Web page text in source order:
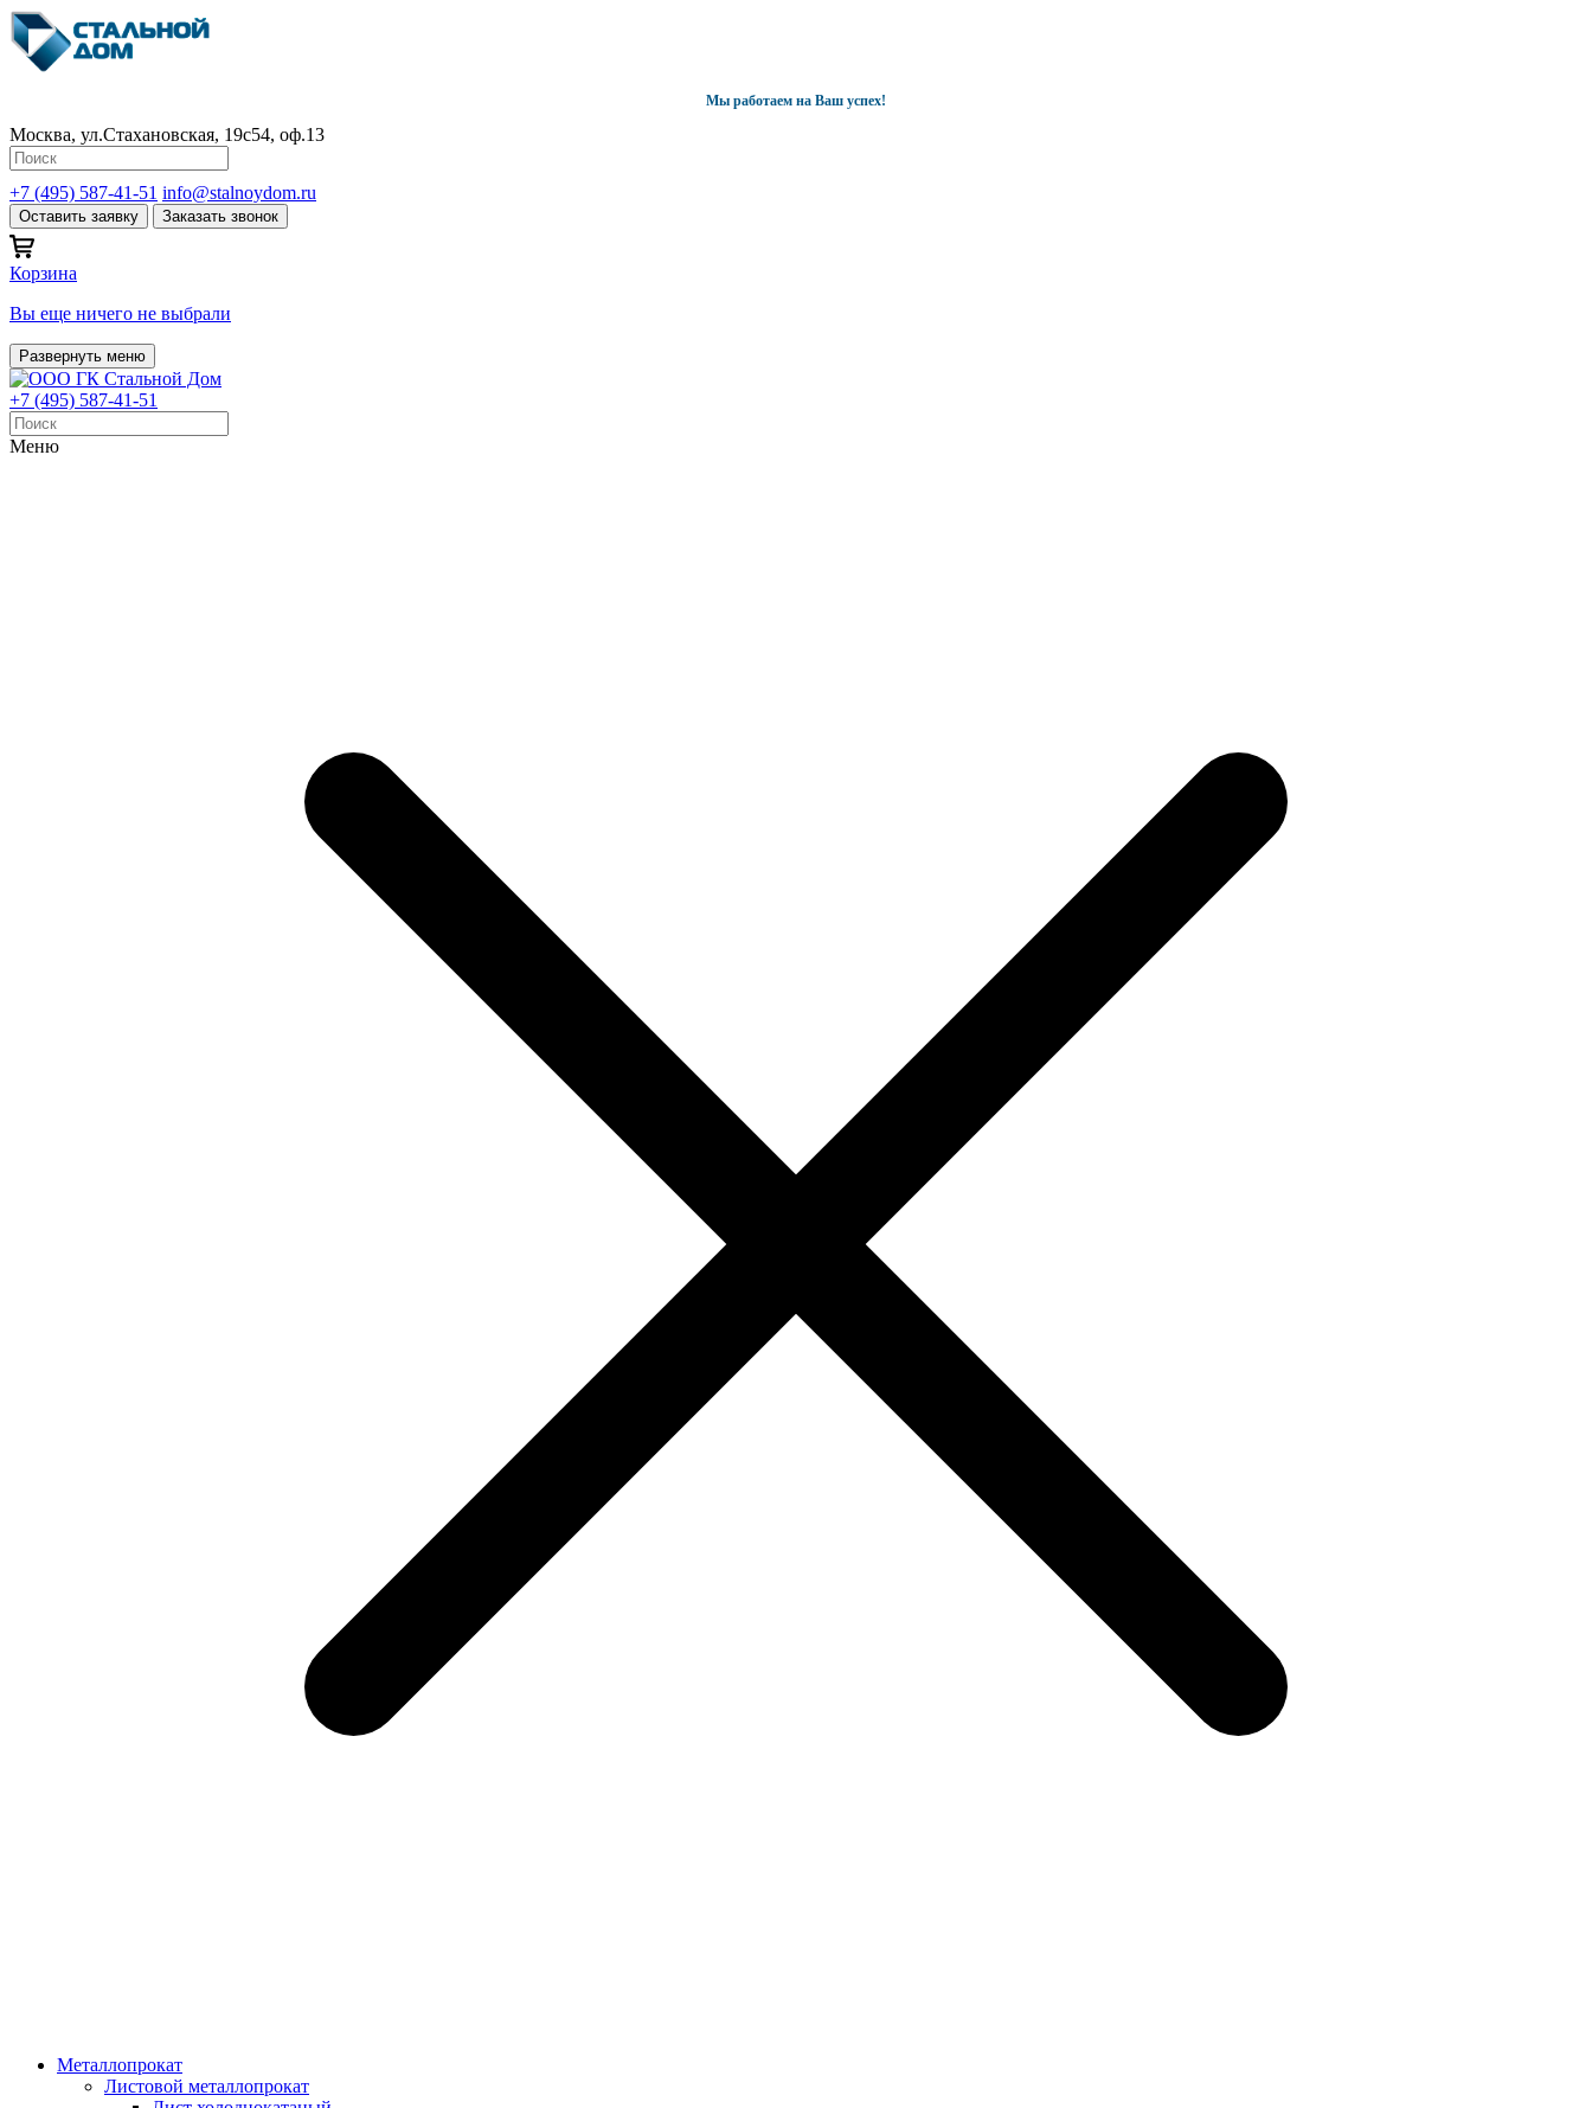
Мы работаем на Ваш успех!
Москва, ул.Стахановская, 19с54, оф.13
+7 (495) 587-41-51 info@stalnoydom.ru
Оставить заявку Заказать звонок
Корзина
Вы еще ничего не выбрали
Развернуть меню
+7 (495) 587-41-51
Меню
Металлопрокат
Листовой металлопрокат